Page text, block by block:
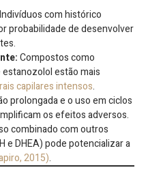
Indivíduos com histórico
probabilidade de desenvolver
Compostos como
estão mais
capilares intensos.
prolongada e o uso em ciclos
os efeitos adversos.
combinado com outros
e DHEA) pode potencializar a
2015).